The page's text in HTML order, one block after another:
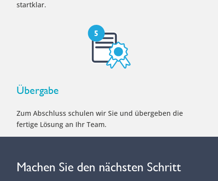
startklar.
Übergabe
Zum Abschluss schulen wir Sie und übergeben die
fertige Lösung an Ihr Team.
Machen Sie den nächsten Schritt